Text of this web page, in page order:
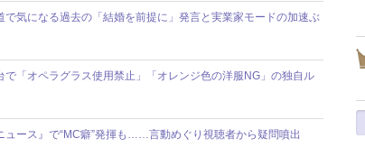
気になる過去の「結婚を前提に」発言と実業家モードの加速ぶ
「オペラグラス使用禁止」「オレンジ色の洋服NG」の独自ル
ュース』で“MC癖”発揮も……言動めぐり視聴者から疑問噴出